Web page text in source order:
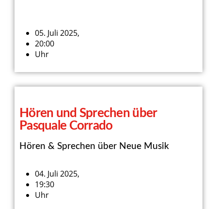
05. Juli 2025,
20:00
Uhr
Hören und Sprechen über
Pasquale Corrado
Hören & Sprechen über Neue Musik
04. Juli 2025,
19:30
Uhr